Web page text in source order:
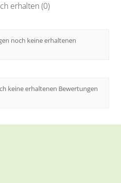
erhalten (0)
noch keine erhaltenen
keine erhaltenen Bewertungen